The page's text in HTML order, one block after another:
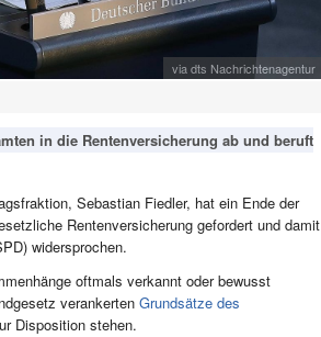
via dts Nachrichtenagentur
in die Rentenversicherung ab und beruft
Sebastian Fiedler, hat ein Ende der
Rentenversicherung gefordert und damit
widersprochen.
oftmals verkannt oder bewusst
verankerten Grundsätze des
Disposition stehen.